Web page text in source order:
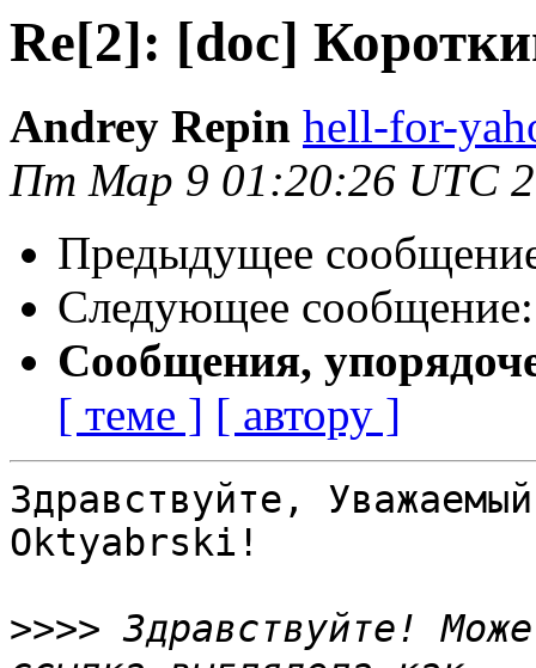
Re[2]: [doc]
Andrey Repin hell-for-
Пт Мар 9 01:20:26 UTC
Предыдущее
Следующее
Сообщения,
[ теме ] [ автору ]
Здравствуйте,
Oktyabrski!
>>>> Здравствуйте!